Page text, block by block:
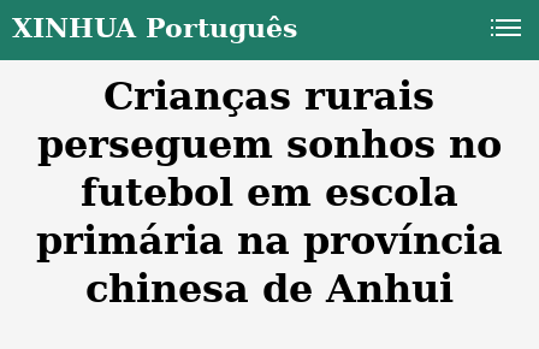
XINHUA Português
Crianças rurais
perseguem sonhos no
futebol em escola
primária na província
chinesa de Anhui